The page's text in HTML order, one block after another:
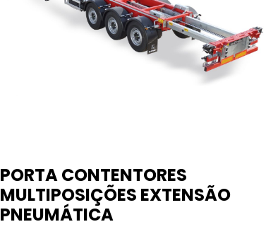
PORTA CONTENTORES
MULTIPOSIÇÕES EXTENSÃO
PNEUMÁTICA